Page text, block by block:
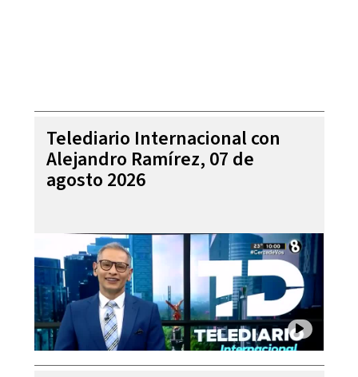
Telediario Internacional con
Alejandro Ramírez, 07 de
agosto 2026